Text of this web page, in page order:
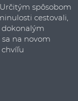
spôsobom
cestovali,
na novom